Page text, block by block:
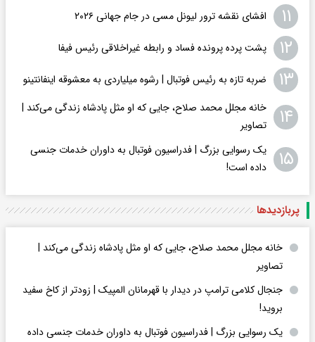
۱۱ افشای نقشه ترور لیونل مسی در جام جهانی ۲۰۲۶
۱۲ پشت پرده پرونده فساد و رابطه غیراخلاقی‌ رئیس فیفا
۱۳ ضربه تازه به رئیس فوتبال | رشوه میلیاردی به معشوقه اینفانتینو
۱۴
خانه مجلل محمد صلاح، جایی که او مثل پادشاه زندگی می‌کند |
تصاویر
۱۵
یک رسوایی بزرگ | فدراسیون فوتبال به داوران خدمات جنسی
داده است!
پربازدید‌ها
خانه مجلل محمد صلاح، جایی که او مثل پادشاه زندگی می‌کند |
تصاویر
جنجال کلامی ترامپ در دیدار با قهرمانان المپیک | زودتر از کاخ سفید
بروید!
یک رسوایی بزرگ | فدراسیون فوتبال به داوران خدمات جنسی داده